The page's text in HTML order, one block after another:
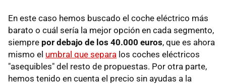
En este caso hemos buscado el coche eléctrico más
barato o cuál sería la mejor opción en cada segmento,
siempre por debajo de los 40.000 euros, que es ahora
mismo el umbral que separa los coches eléctricos
"asequibles" del resto de propuestas. Por otra parte,
hemos tenido en cuenta el precio sin ayudas a la